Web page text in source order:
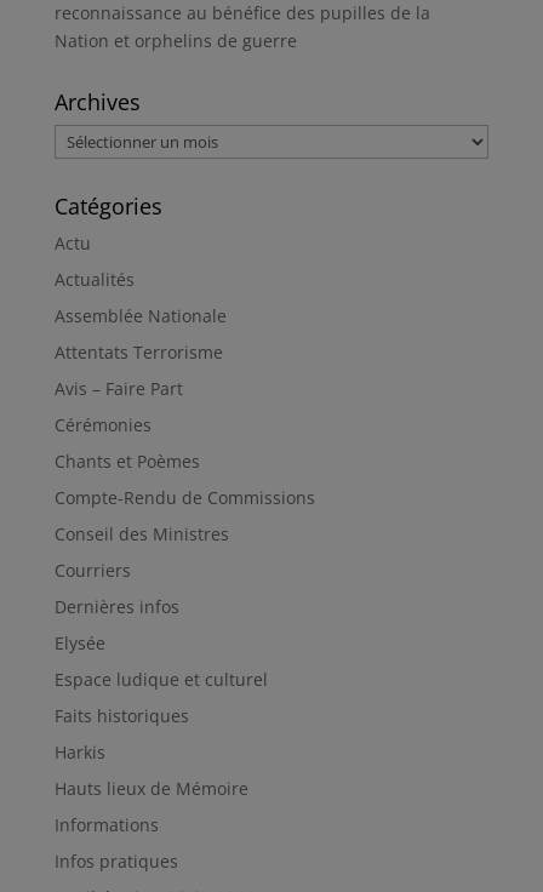
reconnaissance au bénéfice des pupilles de la
Nation et orphelins de guerre
Archives
Archives
Catégories
Actu
Actualités
Assemblée Nationale
Attentats Terrorisme
Avis – Faire Part
Cérémonies
Chants et Poèmes
Compte-Rendu de Commissions
Conseil des Ministres
Courriers
Dernières infos
Elysée
Espace ludique et culturel
Faits historiques
Harkis
Hauts lieux de Mémoire
Informations
Infos pratiques